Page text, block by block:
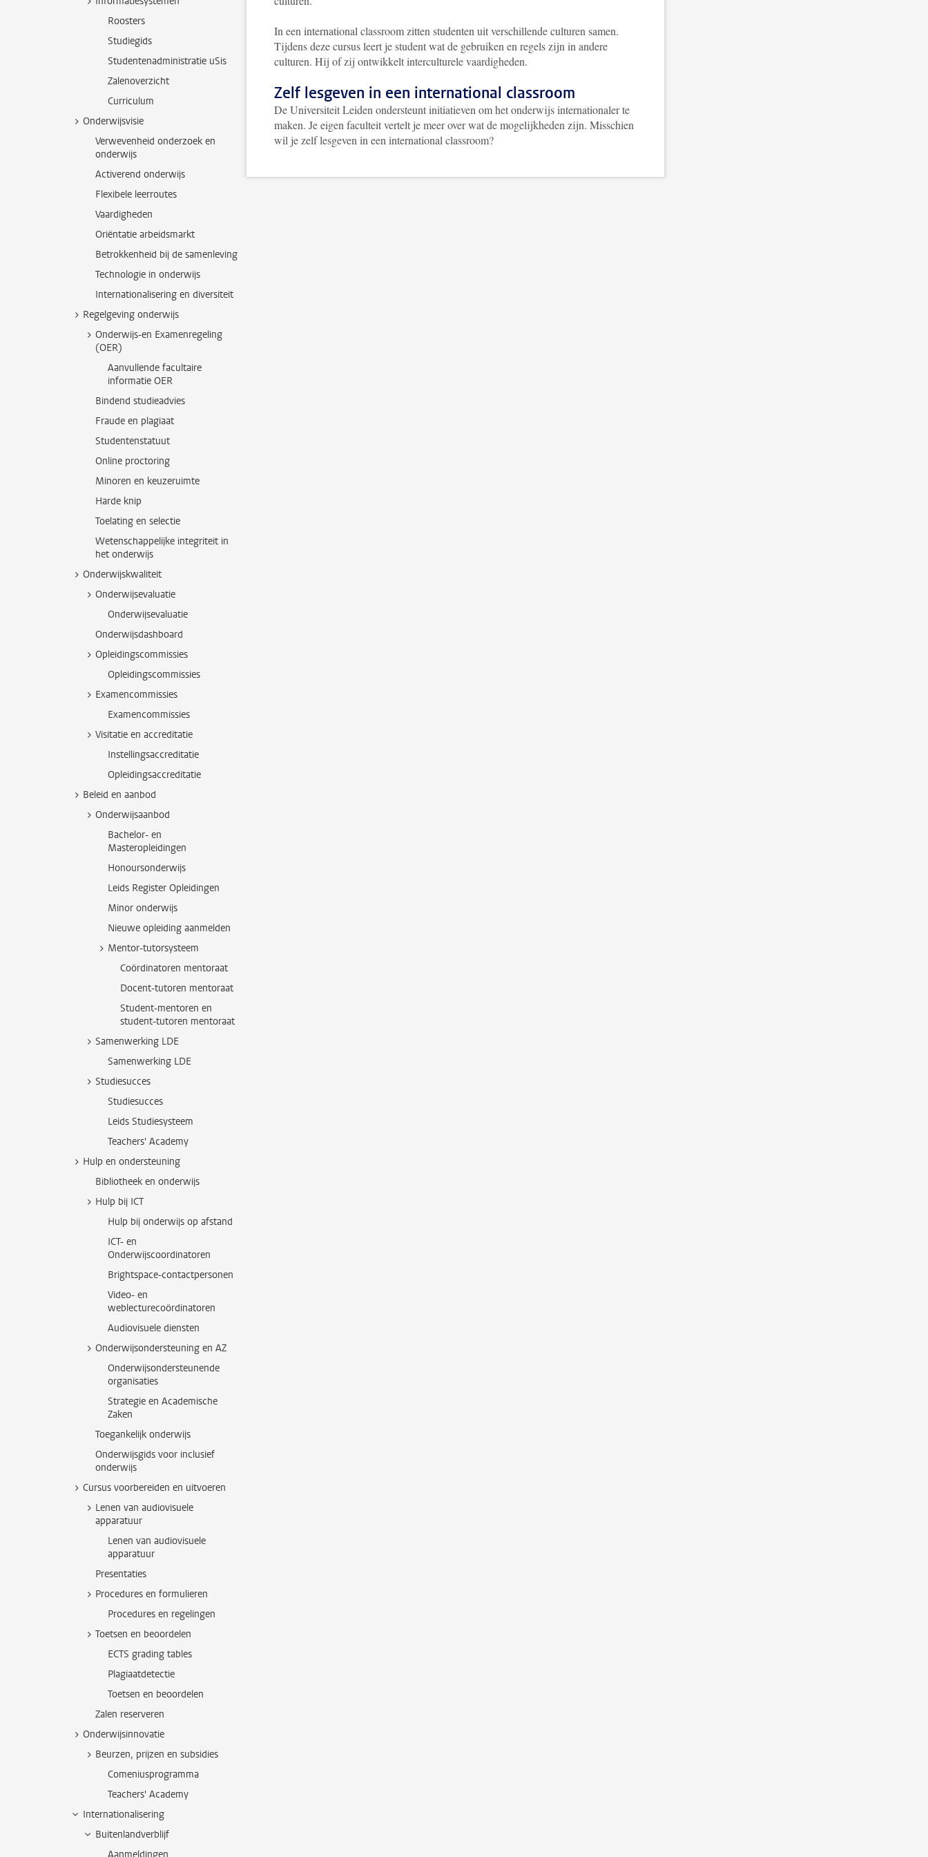
Roosters
Studiegids
Studentenadministratie uSis
Zalenoverzicht
Curriculum
Onderwijsvisie
Verwevenheid onderzoek en
onderwijs
Activerend onderwijs
Flexibele leerroutes
Vaardigheden
Oriëntatie arbeidsmarkt
Betrokkenheid bij de samenleving
Technologie in onderwijs
Internationalisering en diversiteit
Regelgeving onderwijs
Onderwijs-en Examenregeling
(OER)
Aanvullende facultaire
informatie OER
Bindend studieadvies
Fraude en plagiaat
Studentenstatuut
Online proctoring
Minoren en keuzeruimte
Harde knip
Toelating en selectie
Wetenschappelijke integriteit in
het onderwijs
Onderwijskwaliteit
Onderwijsevaluatie
Onderwijsevaluatie
Onderwijsdashboard
Opleidingscommissies
Opleidingscommissies
Examencommissies
Examencommissies
Visitatie en accreditatie
Instellingsaccreditatie
Opleidingsaccreditatie
Beleid en aanbod
Onderwijsaanbod
Bachelor- en
Masteropleidingen
Honoursonderwijs
Leids Register Opleidingen
Minor onderwijs
Nieuwe opleiding aanmelden
Mentor-tutorsysteem
Coördinatoren mentoraat
Docent-tutoren mentoraat
Student-mentoren en
student-tutoren mentoraat
Samenwerking LDE
Samenwerking LDE
Studiesucces
Studiesucces
Leids Studiesysteem
Teachers' Academy
Hulp en ondersteuning
Bibliotheek en onderwijs
Hulp bij ICT
Hulp bij onderwijs op afstand
ICT- en
Onderwijscoordinatoren
Brightspace-contactpersonen
Video- en
weblecturecoördinatoren
Audiovisuele diensten
Onderwijsondersteuning en AZ
Onderwijsondersteunende
organisaties
Strategie en Academische
Zaken
Toegankelijk onderwijs
Onderwijsgids voor inclusief
onderwijs
Cursus voorbereiden en uitvoeren
Lenen van audiovisuele
apparatuur
Lenen van audiovisuele
apparatuur
Presentaties
Procedures en formulieren
Procedures en regelingen
Toetsen en beoordelen
ECTS grading tables
Plagiaatdetectie
Toetsen en beoordelen
Zalen reserveren
Onderwijsinnovatie
Beurzen, prijzen en subsidies
Comeniusprogramma
Teachers' Academy
Internationalisering
Buitenlandverblijf
In een international classroom zitten studenten uit verschillende culturen samen.
Tijdens deze cursus leert je student wat de gebruiken en regels zijn in andere
culturen. Hij of zij ontwikkelt interculturele vaardigheden.
Zelf lesgeven in een international classroom
De Universiteit Leiden ondersteunt initiatieven om het onderwijs internationaler te
maken. Je eigen faculteit vertelt je meer over wat de mogelijkheden zijn. Misschien
wil je zelf lesgeven in een international classroom?